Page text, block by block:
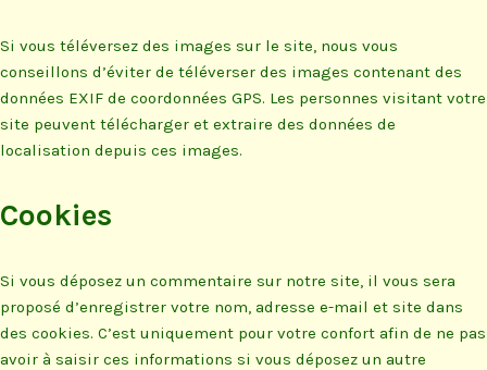
Si vous téléversez des images sur le site, nous vous
conseillons d’éviter de téléverser des images contenant des
données EXIF de coordonnées GPS. Les personnes visitant votre
site peuvent télécharger et extraire des données de
localisation depuis ces images.
Cookies
Si vous déposez un commentaire sur notre site, il vous sera
proposé d’enregistrer votre nom, adresse e-mail et site dans
des cookies. C’est uniquement pour votre confort afin de ne pas
avoir à saisir ces informations si vous déposez un autre